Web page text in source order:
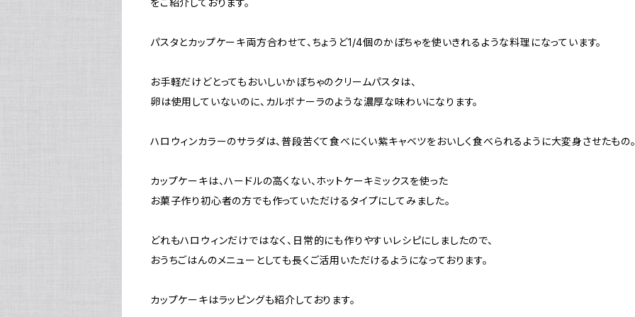
パスタとカップケーキ両方合わせて、ちょうど1/4個のかぼちゃを使いきれるような料理になっています。
お手軽だけどとってもおいしいかぼちゃのクリームパスタは、
卵は使用していないのに、カルボナーラのような濃厚な味わいになります。
ハロウィンカラーのサラダは、普段苦くて食べにくい紫キャベツをおいしく食べられるように大変身させたもの
カップケーキは、ハードルの高くない、ホットケーキミックスを使った
お菓子作り初心者の方でも作っていただけるタイプにしてみました。
どれもハロウィンだけではなく、日常的にも作りやすいレシピにしましたので、
おうちごはんのメニューとしても長くご活用いただけるようになっております。
カップケーキはラッピングも紹介しております。